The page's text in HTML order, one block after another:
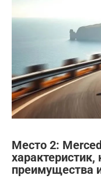
Место 2:
преимущества